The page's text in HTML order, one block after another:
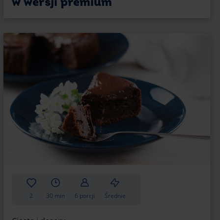
może mieć ogromne znaczenie dla Twoich
podkreśli jego smak i zaprosi do
znajomych i gości. Warto więc wspomnieć
czekoladowe ciasta) bardzo dobrze pasuje
lody lub bitą śmietanę, trudno o lepszy
komponuje się także z musami owocowymi
brownie, stwórz z nim pyszne desery. Jest kilka
2 30 min 6 porcji Średnie